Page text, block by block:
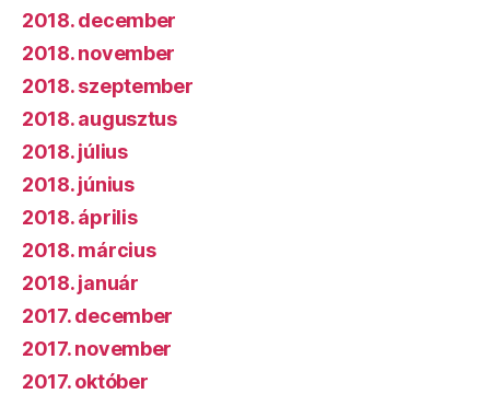
2018. december
2018. november
2018. szeptember
2018. augusztus
2018. július
2018. június
2018. április
2018. március
2018. január
2017. december
2017. november
2017. október